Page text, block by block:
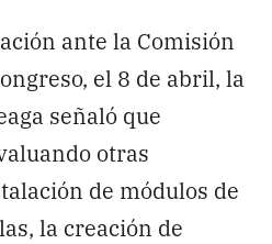
ante la Comisión
el 8 de abril, la
señaló que
otras
de módulos de
la creación de